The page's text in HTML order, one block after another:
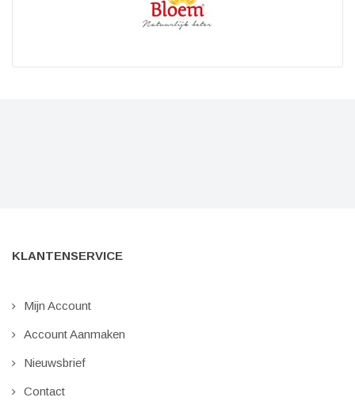
KLANTENSERVICE
Mijn Account
Account Aanmaken
Nieuwsbrief
Contact